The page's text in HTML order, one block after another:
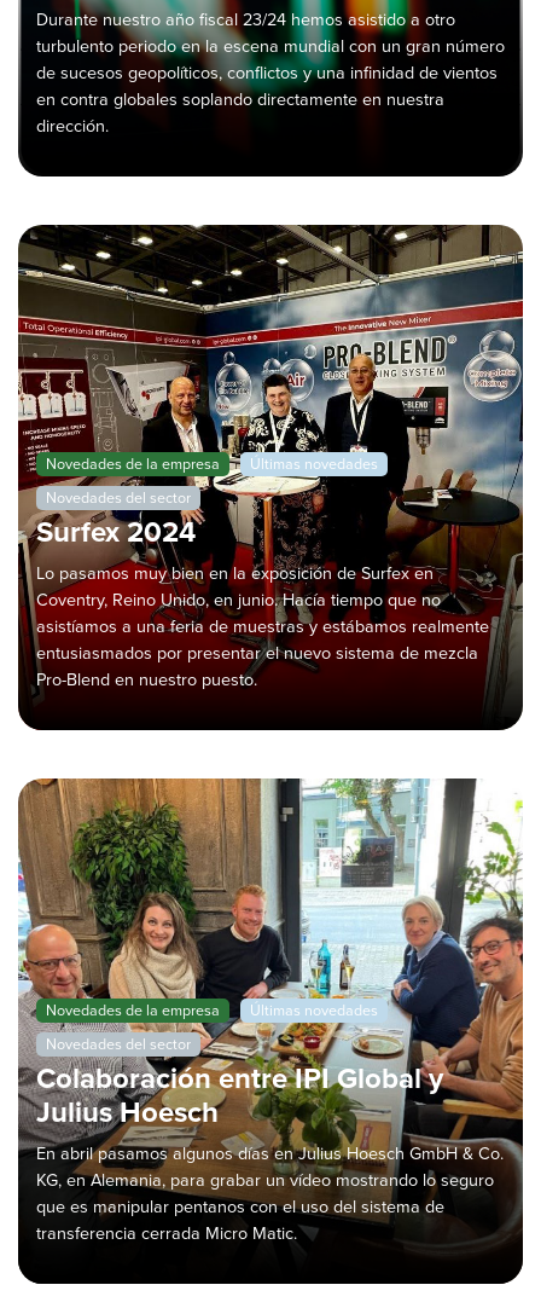
Durante nuestro año fiscal 23/24 hemos asistido a otro
turbulento periodo en la escena mundial con un gran número
de sucesos geopolíticos, conflictos y una infinidad de vientos
en contra globales soplando directamente en nuestra
dirección.
Novedades de la empresa
Últimas novedades
Novedades del sector
Surfex 2024
Lo pasamos muy bien en la exposición de Surfex en
Coventry, Reino Unido, en junio. Hacía tiempo que no
asistíamos a una feria de muestras y estábamos realmente
entusiasmados por presentar el nuevo sistema de mezcla
Pro-Blend en nuestro puesto.
Novedades de la empresa
Últimas novedades
Novedades del sector
Colaboración entre IPI Global y
Julius Hoesch
En abril pasamos algunos días en Julius Hoesch GmbH & Co.
KG, en Alemania, para grabar un vídeo mostrando lo seguro
que es manipular pentanos con el uso del sistema de
transferencia cerrada Micro Matic.